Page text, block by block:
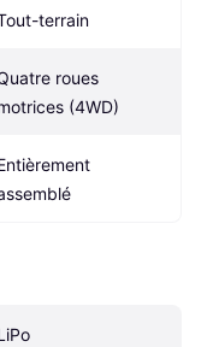
terrain
roues
(4WD)